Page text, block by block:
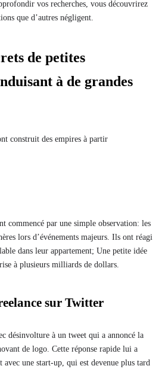
vos recherches, vous découvrirez
que d’autres négligent.
de petites
à de grandes
construit des empires à partir
commencé par une simple observation: les
lors d’événements majeurs. Ils ont réagi
dans leur appartement; Une petite idée
à plusieurs milliards de dollars.
sur Twitter
désinvolture à un tweet qui a annoncé la
de logo. Cette réponse rapide lui a
une start-up, qui est devenue plus tard